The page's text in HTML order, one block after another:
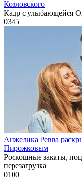
Козловского
Кадр с улыбающейся
0345
Анжелика Ревва
Пирожковым
Роскошные закаты,
перезагрузка
0100